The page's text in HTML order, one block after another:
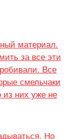
материал.
за все эти
Все
смельчаки
из них уже не
Но